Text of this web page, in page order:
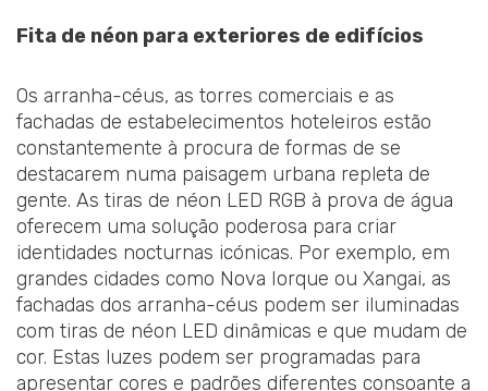
Fita de néon para exteriores de edifícios
Os arranha-céus, as torres comerciais e as
fachadas de estabelecimentos hoteleiros estão
constantemente à procura de formas de se
destacarem numa paisagem urbana repleta de
gente. As tiras de néon LED RGB à prova de água
oferecem uma solução poderosa para criar
identidades nocturnas icónicas. Por exemplo, em
grandes cidades como Nova Iorque ou Xangai, as
fachadas dos arranha-céus podem ser iluminadas
com tiras de néon LED dinâmicas e que mudam de
cor. Estas luzes podem ser programadas para
apresentar cores e padrões diferentes consoante a